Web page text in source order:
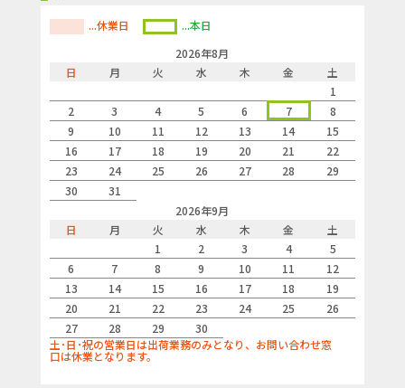
...休業日
...本日
2026年8月
日
月 火 水 木 金
土
1
2
3 4 5 6 7
8
9
10 11 12 13 14
15
16
17 18 19 20 21
22
23
24 25 26 27 28
29
30
31
2026年9月
日
月 火 水 木 金
土
1
2 3 4
5
6
7 8 9 10 11
12
13
14 15 16 17 18
19
20
21 22 23 24 25
26
27
28 29
30
土･日･祝の営業日は出荷業務のみとなり、お問い合わせ窓
口は休業となります。